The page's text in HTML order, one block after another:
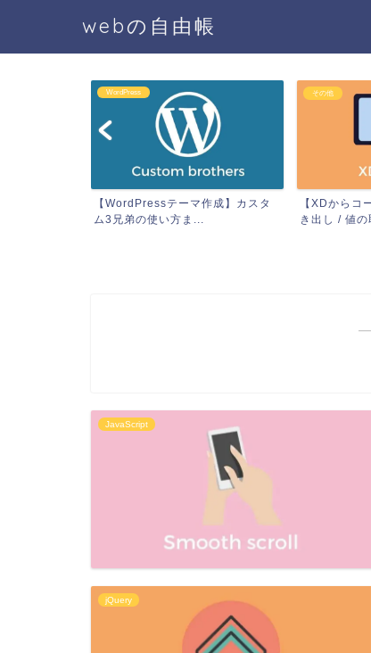
webの自由帳
WordPress
【WordPressテーマ作成】カスタ
ム3兄弟の使い方ま...
その他
【XDからコ
き出し / 値の
JavaScript
jQuery